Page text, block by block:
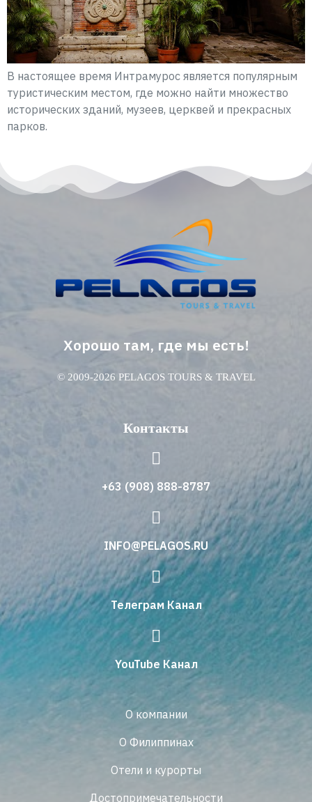
В настоящее время Интрамурос является популярным
туристическим местом, где можно найти множество
исторических зданий, музеев, церквей и прекрасных
парков.
Хорошо там, где мы есть!
© 2009-2026 PELAGOS TOURS & TRAVEL
Контакты
+63 (908) 888-8787
INFO@PELAGOS.RU
Телеграм Канал
YouTube Канал
О компании
О Филиппинах
Отели и курорты
Достопримечательности